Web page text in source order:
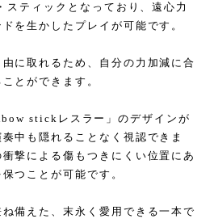
スティックとなっており、遠心力
を生かしたプレイが可能です。
に取れるため、自分の力加減に合
とができます。
stickレスラー」のデザインが
中も隠れることなく視認できま
撃による傷もつきにくい位置にあ
つことが可能です。
備えた、末永く愛用できる一本で